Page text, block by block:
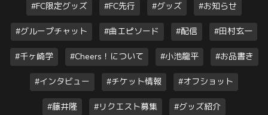
#FC限定グッズ #FC先行 #グッズ #お知らせ
#グループチャット #曲エピソード #配信 #田村玄一
#千ヶ崎学 #Cheers！について #小池龍平 #お品書き
#インタビュー #チケット情報 #オフショット
#藤井隆 #リクエスト募集 #グッズ紹介